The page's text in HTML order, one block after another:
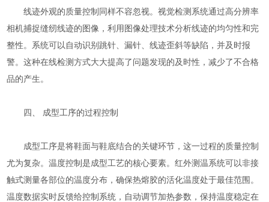
线迹外观的质量控制同样不容忽视。视觉检测系统通过高分辨率
相机捕捉缝纫线迹的图像，利用图像处理技术分析线迹的均匀性和完
整性。系统可以自动识别跳针、漏针、线迹歪斜等缺陷，并及时报
警。这种在线检测方式大大提高了问题发现的及时性，减少了不合格
品的产生。
四、 成型工序的过程控制
成型工序是将鞋面与鞋底结合的关键环节，这一过程的质量控制
尤为复杂。温度控制是成型工艺的核心要素。红外测温系统可以非接
触式测量各部位的温度分布，确保热熔胶的活化温度处于最佳范围。
温度数据实时反馈给控制系统，自动调节加热参数，保持温度稳定在